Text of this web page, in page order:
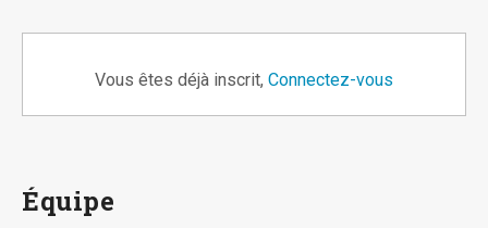
Vous êtes déjà inscrit, Connectez-vous
Équipe